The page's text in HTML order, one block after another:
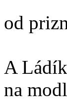
od
A
na